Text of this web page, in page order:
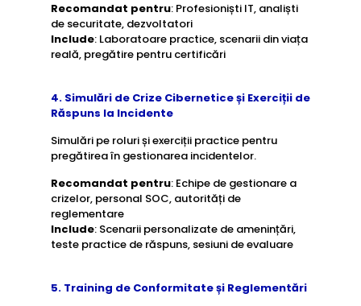
Recomandat pentru: Profesioniști IT, analiști
de securitate, dezvoltatori
Include: Laboratoare practice, scenarii din viața
reală, pregătire pentru certificări
4. Simulări de Crize Cibernetice și Exerciții de
Răspuns la Incidente
Simulări pe roluri și exerciții practice pentru
pregătirea în gestionarea incidentelor.
Recomandat pentru: Echipe de gestionare a
crizelor, personal SOC, autorități de
reglementare
Include: Scenarii personalizate de amenințări,
teste practice de răspuns, sesiuni de evaluare
5. Training de Conformitate și Reglementări